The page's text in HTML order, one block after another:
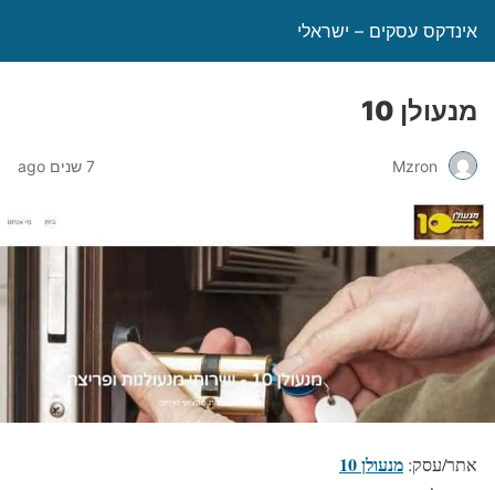
אינדקס עסקים – ישראלי
מנעולן 10
Mzron 7 שנים ago
אתר/עסק: מנעולן 10